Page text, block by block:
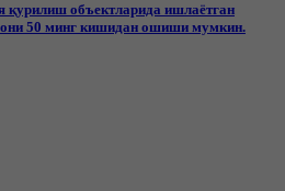
қурилиш объектларида ишлаётган
50 минг кишидан ошиши мумкин.